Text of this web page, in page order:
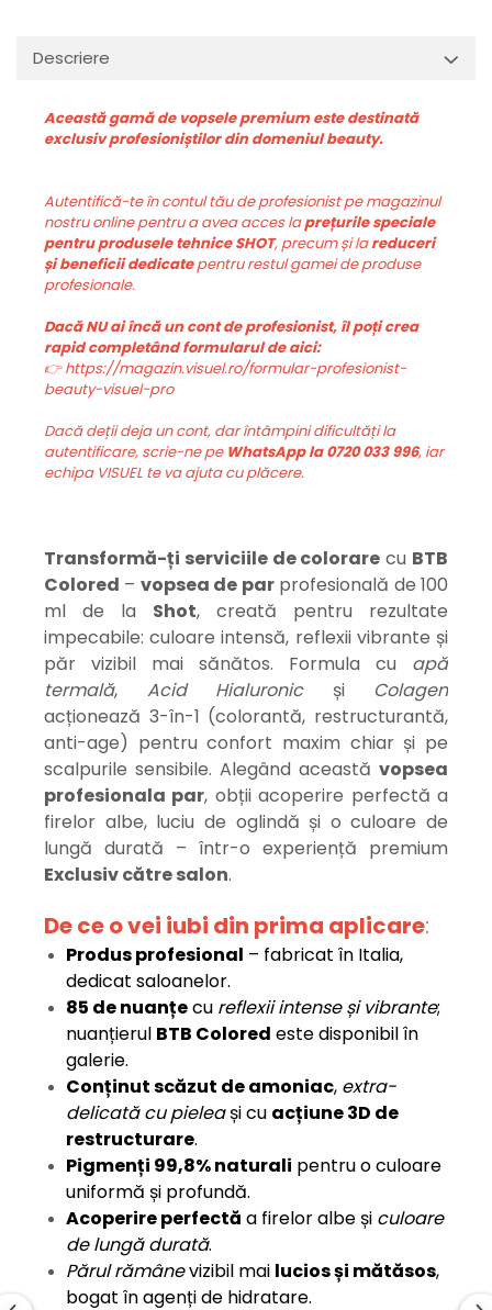
Descriere
Această gamă de vopsele premium este destinată
exclusiv profesioniștilor din domeniul beauty.
Autentifică-te în contul tău de profesionist pe magazinul
nostru online pentru a avea acces laprețurile speciale
pentru produsele tehnice SHOT, precum și lareduceri
și beneficii dedicatepentru restul gamei de produse
profesionale.
Dacă NU ai încă un cont de profesionist, îl poți crea
rapid completând formularul de aici:
👉 https://magazin.visuel.ro/formular-profesionist-
beauty-visuel-pro
Dacă deții deja un cont, dar întâmpini dificultăți la
autentificare, scrie-ne pe WhatsApp la 0720 033 996, iar
echipa VISUEL te va ajuta cu plăcere.
Transformă-ți serviciile de colorare cu BTB
Colored – vopsea de parprofesională de 100
ml de la Shot, creată pentru rezultate
impecabile: culoare intensă, reflexii vibrante și
păr vizibil mai sănătos. Formula cu apă
termală, Acid Hialuronicși Colagen
acționează 3-în-1 (colorantă, restructurantă,
anti-age) pentru confort maxim chiar și pe
scalpurile sensibile. Alegând această vopsea
profesionala par, obții acoperire perfectă a
firelor albe, luciu de oglindă și o culoare de
lungă durată – într-o experiență premium
Exclusiv către salon.
De ce o vei iubi din prima aplicare:
Produs profesional – fabricat în Italia,
dedicat saloanelor.
85 de nuanțecu reflexii intense și vibrante;
nuanțierul BTB Colored este disponibil în
galerie.
Conținut scăzut de amoniac, extra-
delicată cu pieleași cu acțiune 3D de
restructurare.
Pigmenți 99,8% naturali pentru o culoare
uniformă și profundă.
Acoperire perfectă a firelor albe și culoare
de lungă durată.
Părul rămânevizibil mai lucios și mătăsos,
bogat în agenți de hidratare.